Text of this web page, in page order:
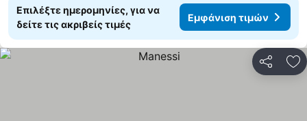
Επιλέξτε ημερομηνίες, για να
δείτε τις ακριβείς τιμές
Εμφάνιση τιμών